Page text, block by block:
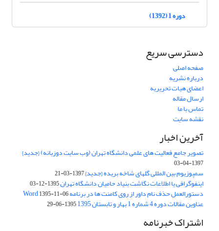
دوره 1 (1392)
دسترسی سریع
صفحه اصلی
درباره نشریه
اعضای هیات تحریریه
ارسال مقاله
تماس با ما
نقشه سایت
آخرین اخبار
تصویر جامع فعالیت های علمی دانشگاه تهران (وب سایت دوزبانه) {جدید}
1397-04-03
سمپوزیوم بین المللی گلهای شاخه بریده {جدید}1397-03-21
اینفوگرافی یا اطلاعات نگاشت بنیاد حامیان دانشگاه تهران1395-12-03
دستورالعمل حذف نام داور از روی کامنت ها در برنامه Word1395-11-06
عناوین مقالات دوره 4 شماره 1 بهار و تابستان 1395 1395-06-29
اشتراک خبرنامه